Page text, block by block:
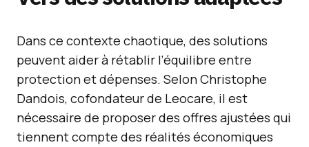
Dans ce contexte chaotique, des solutions
peuvent aider à rétablir l’équilibre entre
protection et dépenses. Selon Christophe
Dandois, cofondateur de Leocare, il est
nécessaire de proposer des offres ajustées qui
tiennent compte des réalités économiques